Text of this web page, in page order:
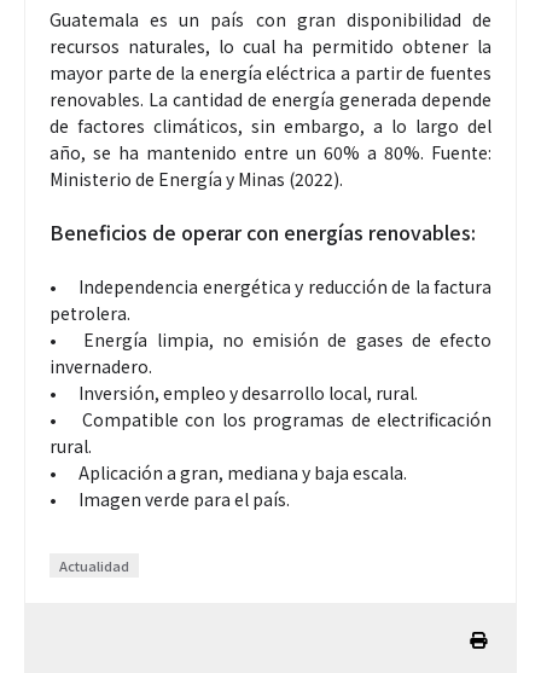
Guatemala es un país con gran disponibilidad de
recursos naturales, lo cual ha permitido obtener la
mayor parte de la energía eléctrica a partir de fuentes
renovables. La cantidad de energía generada depende
de factores climáticos, sin embargo, a lo largo del
año, se ha mantenido entre un 60% a 80%. Fuente:
Ministerio de Energía y Minas (2022).
Beneficios de operar con energías renovables:
•
Independencia energética y reducción de la factura
petrolera.
•
Energía limpia, no emisión de gases de efecto
invernadero.
•
Inversión, empleo y desarrollo local, rural.
•
Compatible con los programas de electrificación
rural.
•
Aplicación a gran, mediana y baja escala.
•
Imagen verde para el país.
Actualidad